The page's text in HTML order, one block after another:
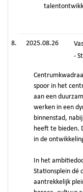
2025.08.26
-
spoor in het
aan een
werken in een
binnenstad,
heeft te bieden.
in de
In het
Stationsplein dé
aantrekkelijk